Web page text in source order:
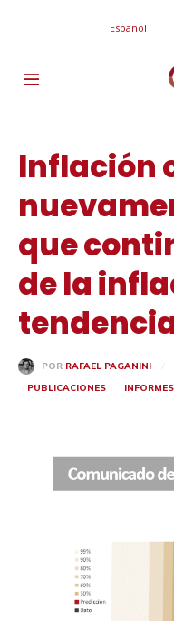
Español
Inflación
que
de la
POR RAFAEL PAGANINI
PUBLICACIONES
INFORMES